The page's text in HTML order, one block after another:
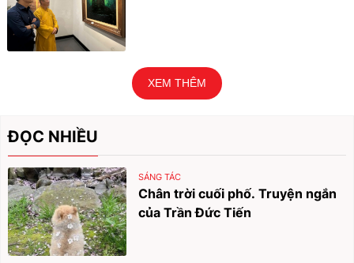
XEM THÊM
ĐỌC NHIỀU
SÁNG TÁC
Chân trời cuối phố. Truyện ngắn
của Trần Đức Tiến